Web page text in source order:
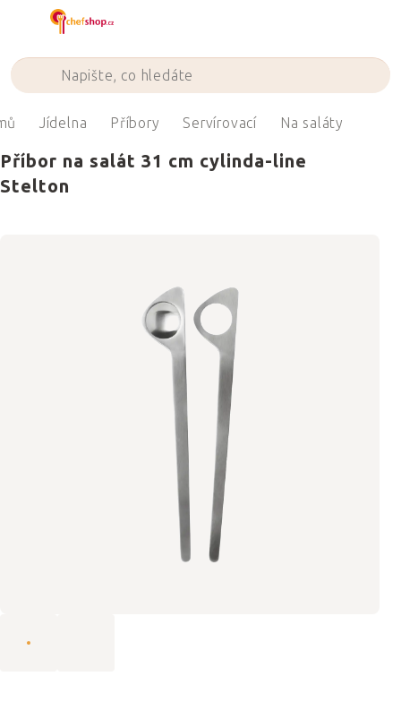
Jídelna Příbory Servírovací Na saláty
Příbor na salát 31 cm cylinda-line
Stelton